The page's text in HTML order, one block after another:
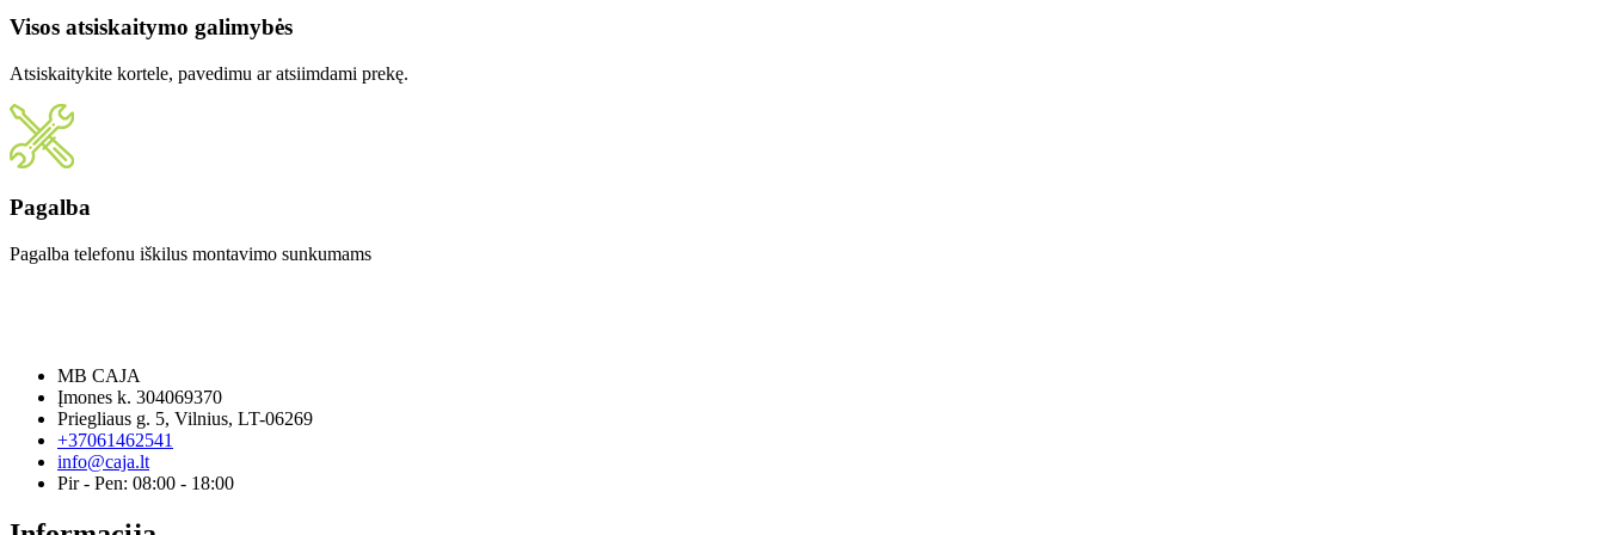
Visos atsiskaitymo galimybės
Atsiskaitykite kortele, pavedimu ar atsiimdami prekę.
Pagalba
Pagalba telefonu iškilus montavimo sunkumams
MB CAJA
Įmones k. 304069370
Priegliaus g. 5, Vilnius, LT-06269
+37061462541
info@caja.lt
Pir - Pen: 08:00 - 18:00